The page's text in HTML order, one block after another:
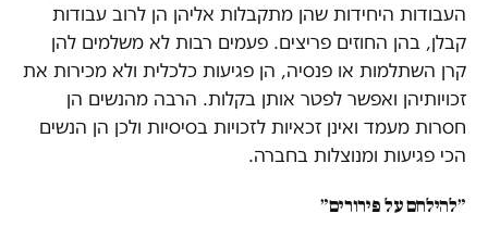
העבודות היחידות שהן מתקבלות אליהן הן לרוב עבודות
קבלן, בהן החוזים פריצים. פעמים רבות לא משלמים להן
קרן השתלמות או פנסיה, הן פגיעות כלכלית ולא מכירות את
זכויותיהן ואפשר לפטר אותן בקלות. הרבה מהנשים הן
חסרות מעמד ואינן זכאיות לזכויות בסיסיות ולכן הן הנשים
הכי פגיעות ומנוצלות בחברה.
״להילחם על פירורים״